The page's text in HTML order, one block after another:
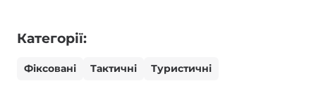
Категорії:
Фіксовані Тактичні Туристичні